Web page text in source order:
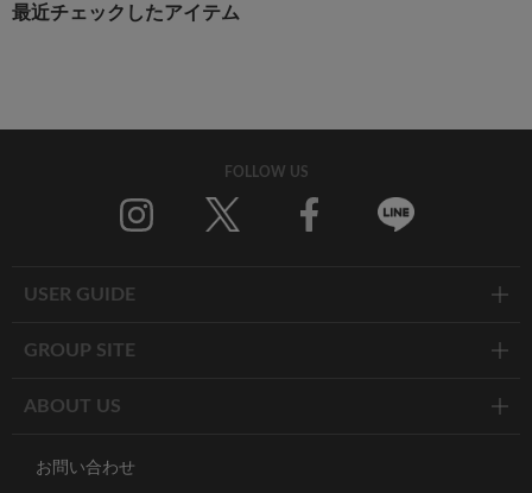
最近チェックしたアイテム
FOLLOW US
USER GUIDE
GROUP SITE
ABOUT US
お問い合わせ